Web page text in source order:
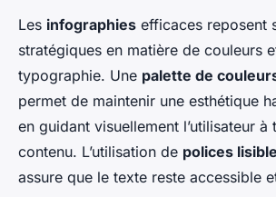
Les infographies efficaces reposent
stratégiques en matière de couleurs
typographie. Une palette de
permet de maintenir une esthétique
en guidant visuellement l’utilisateur à
contenu. L’utilisation de polices
assure que le texte reste accessible